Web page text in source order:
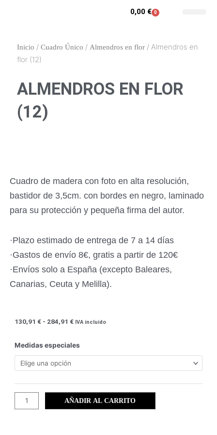
0,00 € 0
Carrito
Inicio / Cuadro Único / Almendros en flor / Almendros en
flor (12)
ALMENDROS EN FLOR
(12)
Cuadro de madera con foto en alta resolución,
bastidor de 3,5cm. con bordes en negro, laminado
para su protección y pequeña firma del autor.
·Plazo estimado de entrega de 7 a 14 días
·Gastos de envío 8€, gratis a partir de 120€
·Envíos solo a España (excepto Baleares,
Canarias, Ceuta y Melilla).
130,91 € - 284,91 €Rango
precios:
284,91 €
IVA incluido
Medidas especiales
Almendros
en
flor
cantidad
AÑADIR AL CARRITO